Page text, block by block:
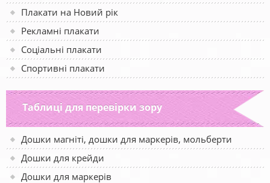
Плакати на Новий рік
Рекламні плакати
Соціальні плакати
Спортивні плакати
Таблиці для перевірки зору
Дошки магніті, дошки для маркерів, мольберти
Дошки для крейди
Дошки для маркерів